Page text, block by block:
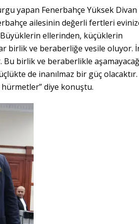
yapan Fenerbahçe Yüksek
ailesinin değerli fertleri
ellerinden, küçüklerin
birlik ve beraberliğe vesile oluyor.
birlik ve beraberlikle
de inanılmaz bir güç olacaktır.
diye konuştu.